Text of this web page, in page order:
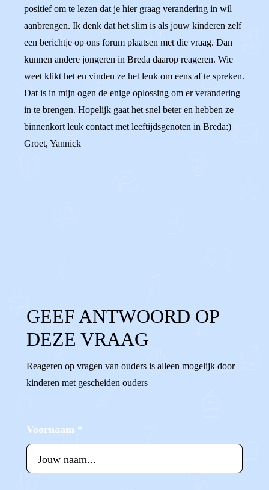
positief om te lezen dat je hier graag verandering in wil
aanbrengen. Ik denk dat het slim is als jouw kinderen zelf
een berichtje op ons forum plaatsen met die vraag. Dan
kunnen andere jongeren in Breda daarop reageren. Wie
weet klikt het en vinden ze het leuk om eens af te spreken.
Dat is in mijn ogen de enige oplossing om er verandering
in te brengen. Hopelijk gaat het snel beter en hebben ze
binnenkort leuk contact met leeftijdsgenoten in Breda:)
Groet, Yannick
GEEF ANTWOORD OP
DEZE VRAAG
Reageren op vragen van ouders is alleen mogelijk door
kinderen met gescheiden ouders
Voornaam *